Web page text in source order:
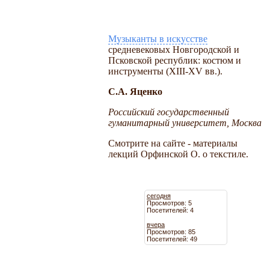
Музыканты в искусстве
средневековых Новгородской и
Псковской республик: костюм и
инструменты (XIII-XV вв.).
С.А. Яценко
Российский государственный
гуманитарный университет, Москва
Смотрите на сайте - материалы
лекций Орфинской О. о текстиле.
сегодня
Просмотров: 5
Посетителей: 4
вчера
Просмотров: 85
Посетителей: 49